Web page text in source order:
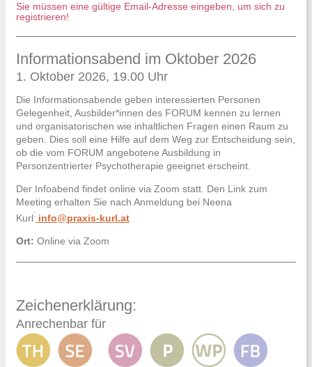
Sie müssen eine gültige Email-Adresse eingeben, um sich zu
registrieren!
Informationsabend im Oktober 2026
1. Oktober 2026, 19.00 Uhr
Die Informationsabende geben interessierten Personen
Gelegenheit, Ausbilder*innen des FORUM kennen zu lernen
und organisatorischen wie inhaltlichen Fragen einen Raum zu
geben. Dies soll eine Hilfe auf dem Weg zur Entscheidung sein,
ob die vom FORUM angebotene Ausbildung in
Personzentrierter Psychotherapie geeignet erscheint.
Der Infoabend findet online via Zoom statt. Den Link zum
Meeting erhalten Sie nach Anmeldung bei Neena
Kurl: info@praxis-kurl.at
Ort: Online via Zoom
Zeichenerklärung:
Anrechenbar für